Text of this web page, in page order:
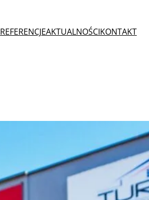
REFERENCJEAKTUALNOŚCIKONTAKT